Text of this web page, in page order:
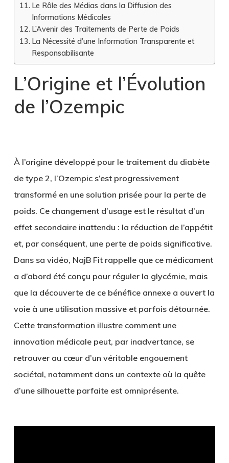
Le Rôle des Médias dans la Diffusion des
Informations Médicales
L’Avenir des Traitements de Perte de Poids
La Nécessité d’une Information Transparente et
Responsabilisante
L’Origine et l’Évolution
de l’Ozempic
À l’origine développé pour le traitement du diabète
de type 2, l’Ozempic s’est progressivement
transformé en une solution prisée pour la perte de
poids. Ce changement d’usage est le résultat d’un
effet secondaire inattendu : la réduction de l’appétit
et, par conséquent, une perte de poids significative.
Dans sa vidéo, NajB Fit rappelle que ce médicament
a d’abord été conçu pour réguler la glycémie, mais
que la découverte de ce bénéfice annexe a ouvert la
voie à une utilisation massive et parfois détournée.
Cette transformation illustre comment une
innovation médicale peut, par inadvertance, se
retrouver au cœur d’un véritable engouement
sociétal, notamment dans un contexte où la quête
d’une silhouette parfaite est omniprésente.